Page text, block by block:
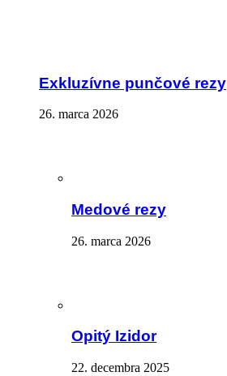
Exkluzívne punčové rezy
26. marca 2026
Medové rezy
26. marca 2026
Opitý Izidor
22. decembra 2025